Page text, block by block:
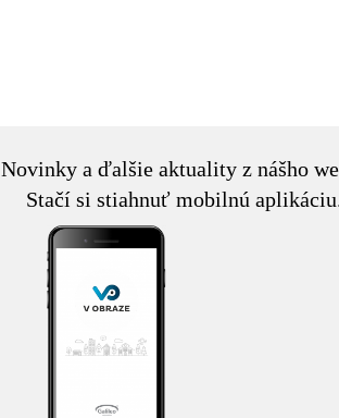
Novinky a ďalšie aktuality z nášho
Stačí si stiahnuť mobilnú